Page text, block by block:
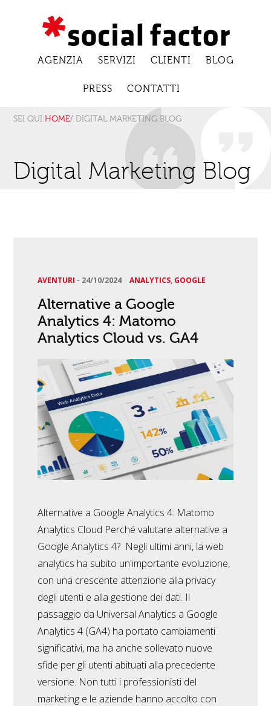
AGENZIA SERVIZI CLIENTI BLOG
PRESS CONTATTI
SEI QUI:HOME/ DIGITAL MARKETING BLOG
Digital Marketing Blog
AVENTURI - 24/10/2024 ANALYTICS, GOOGLE
Alternative a Google
Analytics 4: Matomo
Analytics Cloud vs. GA4
Alternative a Google Analytics 4: Matomo
Analytics Cloud Perché valutare alternative a
Google Analytics 4? Negli ultimi anni, la web
analytics ha subito un'importante evoluzione,
con una crescente attenzione alla privacy
degli utenti e alla gestione dei dati. Il
passaggio da Universal Analytics a Google
Analytics 4 (GA4) ha portato cambiamenti
significativi, ma ha anche sollevato nuove
sfide per gli utenti abituati alla precedente
versione. Non tutti i professionisti del
marketing e le aziende hanno accolto con